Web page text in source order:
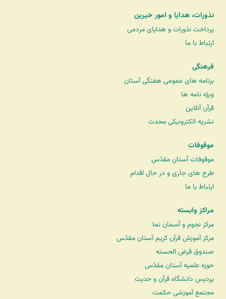
نذورات، هدایا و امور خیرین
پرداخت نذورات و هدایای مردمی
ارتباط با ما
فرهنگی
برنامه های عمومی هفتگی آستان
ویژه نامه ها
قرآن آنلاین
نشریه الکترونیکی محدث
موقوفات
موقوفات آستان مقدّس
طرح های جاری و در حال اقدام
ارتباط با ما
مراکز وابسته
مرکز نجوم و آسمان نما
مرکز آموزش قرآن کریم آستان مقدّس
صندوق قرض الحسنه
حوزه علمیه آستان مقدّس
پردیس دانشگاه قرآن و حدیث
مجتمع آموزشی حکمت